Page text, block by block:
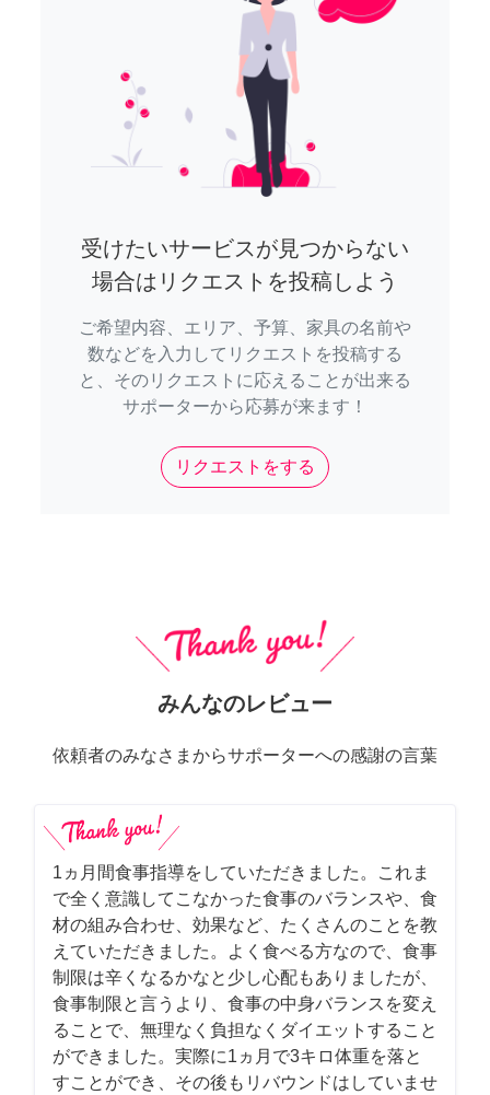
受けたいサービスが見つからない
場合はリクエストを投稿しよう
ご希望内容、エリア、予算、家具の名前や
数などを入力してリクエストを投稿する
と、そのリクエストに応えることが出来る
サポーターから応募が来ます！
リクエストをする
みんなのレビュー
依頼者のみなさまからサポーターへの感謝の言葉
1ヵ月間食事指導をしていただきました。これま
で全く意識してこなかった食事のバランスや、食
材の組み合わせ、効果など、たくさんのことを教
えていただきました。よく食べる方なので、食事
制限は辛くなるかなと少し心配もありましたが、
食事制限と言うより、食事の中身バランスを変え
ることで、無理なく負担なくダイエットすること
ができました。実際に1ヵ月で3キロ体重を落と
すことができ、その後もリバウンドはしていませ